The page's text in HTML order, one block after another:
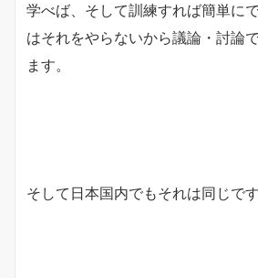
学べば、そして訓練すれば簡単に
はそれをやらないから議論・討論
ます。
そして日本国内でもそれは同じです